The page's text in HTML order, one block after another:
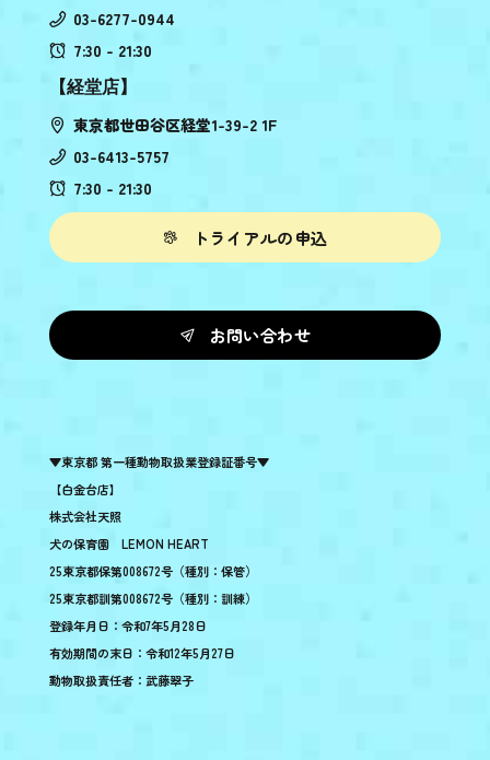
03-6277-0944
7:30 - 21:30
【経堂店】
東京都世田谷区経堂1-39-2 1F
03-6413-5757
7:30 - 21:30
トライアルの申込
お問い合わせ
▼東京都 第一種動物取扱業登録証番号▼
【白金台店】
株式会社天照
犬の保育園 LEMON HEART
25東京都保第008672号（種別：保管）
25東京都訓第008672号（種別：訓練）
登録年月日：令和7年5月28日
有効期間の末日：令和12年5月27日
動物取扱責任者：武藤翠子